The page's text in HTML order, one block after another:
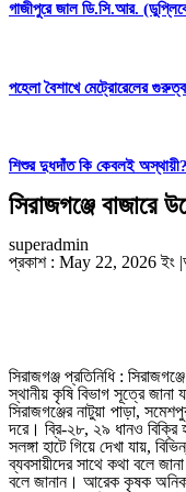
গাজীপুরে জাল ডি.সি.আর.
পহেলা বৈশাখে মেট্রোরেলের
শিশুর দুধদাঁত কি কেবলই
সিরাজগঞ্জে বাজারে
superadmin
প্রকাশ : May 22, 2026 ইং |
সিরাজগঞ্জ প্রতিনিধি :
স্থানীয় কৃষি বিভাগ সূত্রে
সিরাজগঞ্জের নাটুয়া পাড়া,
দরে। ব্রি-২৮, ২৯ ধানও বিক্রি
সলঙ্গা হাটে গিয়ে দেখা যায়,
ব্যবসায়ীদের সাথে কথা বলে
বলে জানান। আরেক কৃষক অনিক